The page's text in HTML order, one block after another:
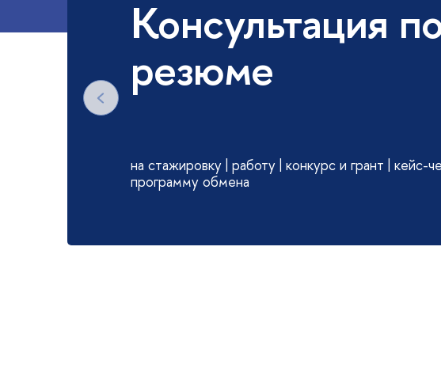
Консультация
резюме
на стажировку | работу | конкурс и грант | кейс-
программу обмена